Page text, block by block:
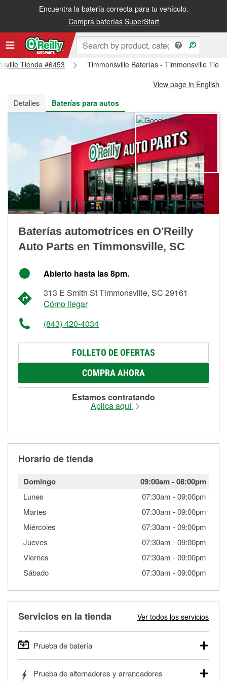
Encuentra la batería correcta para tu vehículo.
Compra baterías SuperStart
Recibe tu orden gratis al día siguiente o recógela en la tienda
Tienda #6453
Timmonsville Baterías - Timmonsville
View page in English
Detalles
Baterías para autos
Baterías automotrices en O'Reilly
Auto Parts en Timmonsville, SC
Abierto hasta las 8pm.
313 E Smith St Timmonsville, SC 29161
Cómo llegar
(843) 420-4034
FOLLETO DE OFERTAS
COMPRA AHORA
Estamos contratando
Aplica aquí
Horario de tienda
Domingo 09:00am-08:00pm
Lunes 07:30am -09:00pm
Martes
07:30am -09:00pm
Miércoles
07:30am -09:00pm
Jueves
07:30am -09:00pm
Viernes
07:30am -09:00pm
Sábado
07:30am -09:00pm
Servicios en la tienda Ver todos los servicios
Prueba de batería
autos, camionetas, SUVs, vehículos comerciales y
Prueba de alternadores y arrancadores